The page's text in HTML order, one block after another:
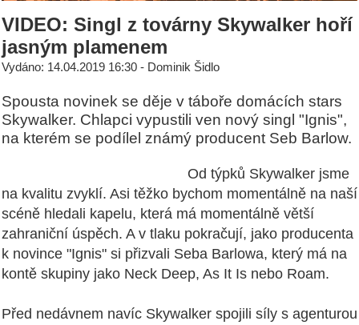
VIDEO: Singl z továrny Skywalker hoří
jasným plamenem
Vydáno: 14.04.2019 16:30 - Dominik Šidlo
Spousta novinek se děje v táboře domácích stars
Skywalker. Chlapci vypustili ven nový singl "Ignis",
na kterém se podílel známý producent Seb Barlow.
Od týpků Skywalker jsme
na kvalitu zvyklí. Asi těžko bychom momentálně na naší
scéně hledali kapelu, která má momentálně větší
zahraniční úspěch. A v tlaku pokračují, jako producenta
k novince "Ignis" si přizvali Seba Barlowa, který má na
kontě skupiny jako Neck Deep, As It Is nebo Roam.
Před nedávnem navíc Skywalker spojili síly s agenturou